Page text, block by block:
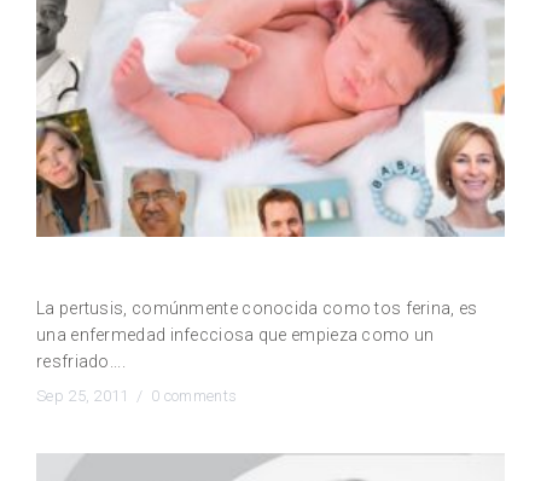
La pertusis, comúnmente conocida como tos ferina, es
una enfermedad infecciosa que empieza como un
resfriado....
Sep 25, 2011 / 0 comments